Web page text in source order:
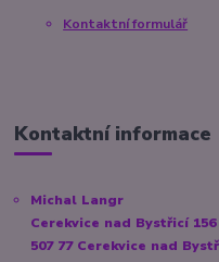
Kontaktní formulář
Kontaktní informace
Michal Langr
Cerekvice nad Bystřicí 156
507 77 Cerekvice nad